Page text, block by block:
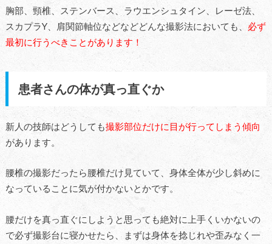
胸部、頸椎、ステンバース、ラウエンシュタイン、レーゼ法、
スカプラY、肩関節軸位などなどどんな撮影法においても、 必ず
最初に行うべきことがあります！
患者さんの体が真っ直ぐか
新人の技師はどうしても撮影部位だけに目が行ってしまう傾向
があります。
腰椎の撮影だったら腰椎だけ見ていて、身体全体が少し斜めに
なっていることに気が付かないとかです。
腰だけを真っ直ぐにしようと思っても絶対に上手くいかないの
で必ず撮影台に寝かせたら、まずは身体を捻じれや歪みなく一